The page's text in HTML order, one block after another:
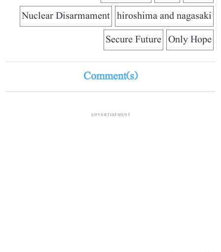
hiroshima and nagasaki
Nuclear Disarmament
Only Hope
Secure Future
Comment(s)
ADVERTISEMENT